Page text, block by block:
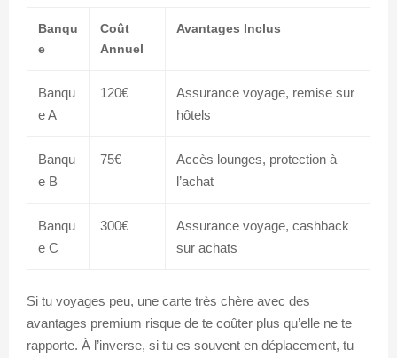
Banqu
e
Coût
Annuel
Avantages Inclus
Banqu
e A
120€
Assurance voyage, remise sur
hôtels
Banqu
e B
75€
Accès lounges, protection à
l’achat
Banqu
e C
300€
Assurance voyage, cashback
sur achats
Si tu voyages peu, une carte très chère avec des
avantages premium risque de te coûter plus qu’elle ne te
rapporte. À l’inverse, si tu es souvent en déplacement, tu